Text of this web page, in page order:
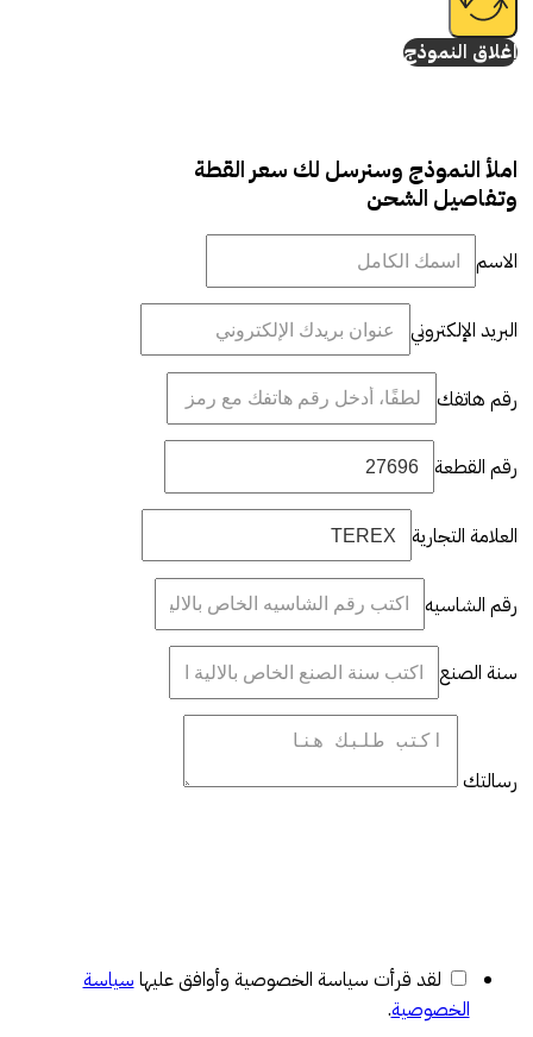
إغلاق النموذج
املأ النموذج وسنرسل لك سعر القطة
وتفاصيل الشحن
الاسم
البريد الإلكتروني
رقم هاتفك
رقم القطعة
العلامة التجارية
رقم الشاسيه
سنة الصنع
رسالتك
لقد قرأت سياسة الخصوصية وأوافق عليها سياسة
الخصوصية.